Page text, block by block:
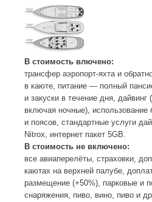
В стоимость влючено:
трансфер аэропорт-яхта и
в каюте, питание — полный
и закуски в течение дня, дайвинг
включая ночные), использование
и поясов, стандартные услуги
Nitrox, интернет пакет 5GB.
В стоимость не включено:
все авиаперелёты, страховки,
каютах на верхней палубе,
размещение (+50%), парковые и
снаряжения, пиво, вино, пиво и